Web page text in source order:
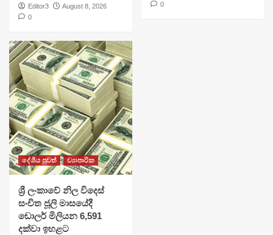
Editor3
August 8, 2026
0
0
දේශීය පුවත් ව්‍යාපාරික
ශ්‍රී ලංකාවේ නිල විදෙස්
සංචිත ජූලි මාසයේදී
ඩොලර් මිලියන 6,591
දක්වා ඉහළට